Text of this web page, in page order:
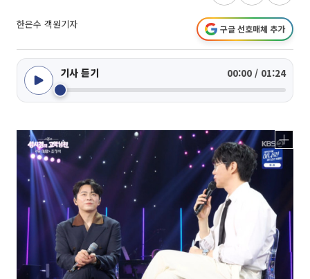
한은수 객원기자 구글 선호매체 추가
기사 듣기 00:00 / 01:24